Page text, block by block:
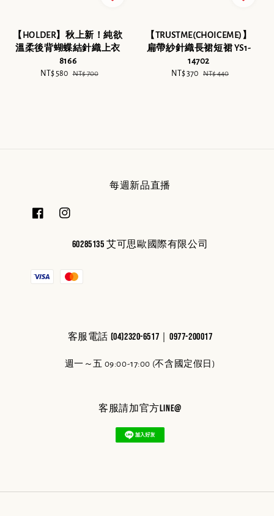
【HOLDER】秋上新！純欲
溫柔後背蝴蝶結針織上衣
8166
Sale
NT$ 580 Regular
NT$ 700
【TRUSTME(CHOICEME)】
扁帶紗針織長裙短裙 YS1-
14702
Sale
NT$ 370 Regular
NT$ 440
每週新品直播
60285135 艾可思歐國際有限公司
客服電話 (04)2320-6517｜0977-200017
週一～五 09:00-17:00 (不含國定假日)
客服請加官方line@